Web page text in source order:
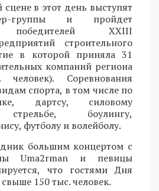
в этот день выступят
группы и пройдет
победителей XXIII
строительного
в которой приняла 31
компаний региона
Соревнования
спорта, в том числе по
дартсу, силовому
боулингу,
футболу и волейболу.
большим концертом с
Uma2rman и певицы
что гостями Дня
свыше 150 тыс. человек.